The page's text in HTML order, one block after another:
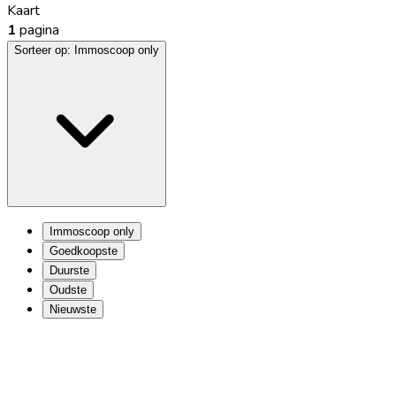
Kaart
1 pagina
Sorteer op: Immoscoop only
Immoscoop only
Goedkoopste
Duurste
Oudste
Nieuwste